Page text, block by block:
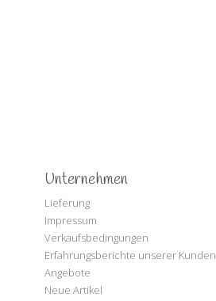
Unternehmen
Lieferung
Impressum
Verkaufsbedingungen
Erfahrungsberichte unserer Kunden
Angebote
Neue Artikel